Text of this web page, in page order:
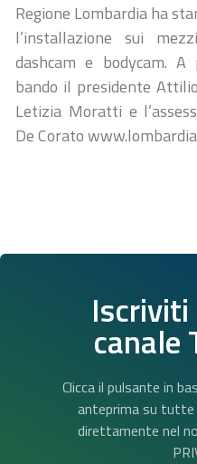
Regione Lombardia ha
l’installazione sui
dashcam e bodycam.
bando il presidente
Letizia Moratti e
De Corato
canale
Clicca il pulsante in
anteprima su tutte
direttamente nel